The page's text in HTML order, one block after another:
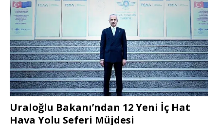
Uraloğlu Bakanı’ndan 12 Yeni İç Hat
Hava Yolu Seferi Müjdesi